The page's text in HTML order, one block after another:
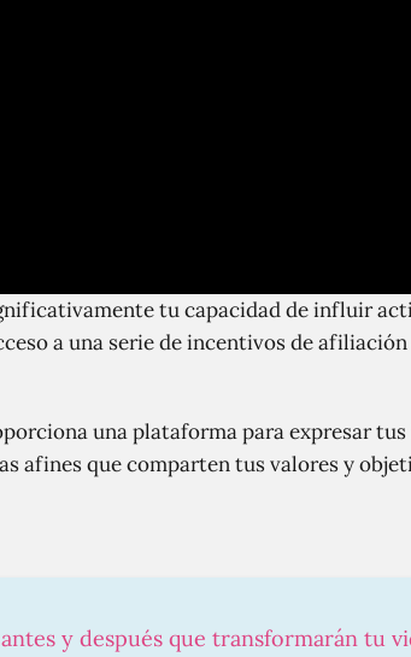
tu capacidad de influir
a una serie de incentivos de
una plataforma para expresar tus
afines que comparten tus valores y
y después que transformarán tu